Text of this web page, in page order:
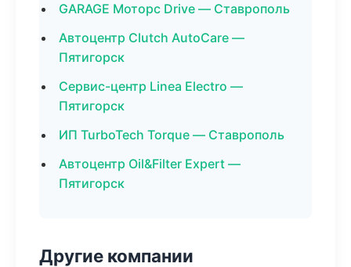
GARAGE Моторс Drive — Ставрополь
Автоцентр Clutch AutoCare —
Пятигорск
Сервис-центр Linea Electro —
Пятигорск
ИП TurboTech Torque — Ставрополь
Автоцентр Oil&Filter Expert —
Пятигорск
Другие компании